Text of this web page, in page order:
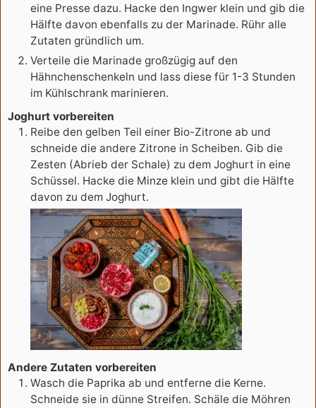
eine Presse dazu. Hacke den Ingwer klein und gib die
Hälfte davon ebenfalls zu der Marinade. Rühr alle
Zutaten gründlich um.
Verteile die Marinade großzügig auf den
Hähnchenschenkeln und lass diese für 1-3 Stunden
im Kühlschrank marinieren.
Joghurt vorbereiten
Reibe den gelben Teil einer Bio-Zitrone ab und
schneide die andere Zitrone in Scheiben. Gib die
Zesten (Abrieb der Schale) zu dem Joghurt in eine
Schüssel. Hacke die Minze klein und gibt die Hälfte
davon zu dem Joghurt.
Andere Zutaten vorbereiten
Wasch die Paprika ab und entferne die Kerne.
Schneide sie in dünne Streifen. Schäle die Möhren